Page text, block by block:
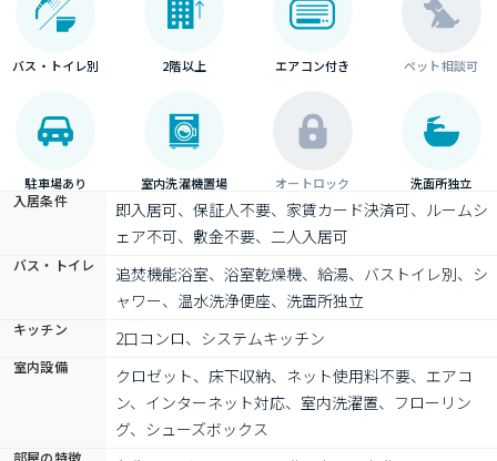
バス・トイレ別 2階以上 エアコン付き ペット相談可
駐車場あり 室内洗濯機置場 オートロック 洗面所独立
入居条件
即入居可、保証人不要、家賃カード決済可、ルームシ
ェア不可、敷金不要、二人入居可
バス・トイレ
追焚機能浴室、浴室乾燥機、給湯、バストイレ別、シ
ャワー、温水洗浄便座、洗面所独立
キッチン 2口コンロ、システムキッチン
室内設備
クロゼット、床下収納、ネット使用料不要、エアコ
ン、インターネット対応、室内洗濯置、フローリン
グ、シューズボックス
部屋の特徴